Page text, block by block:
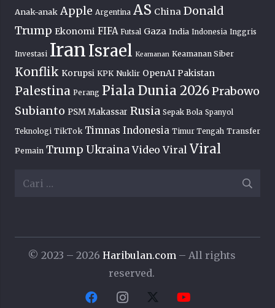
Anak-anak Apple Argentina AS China Donald
Trump Ekonomi FIFA Futsal Gaza India Indonesia Inggris
Investasi IranIsrael Keamanan Keamanan Siber
Konflik Korupsi KPK Nuklir OpenAI Pakistan
Palestina Perang Piala Dunia 2026Prabowo
Subianto PSM Makassar Rusia Sepak Bola Spanyol
Teknologi TikTok Timnas Indonesia Timur Tengah Transfer
Pemain Trump Ukraina Video Viral Viral
Cari
© 2023 – 2026 Haribulan.com – All rights
reserved.